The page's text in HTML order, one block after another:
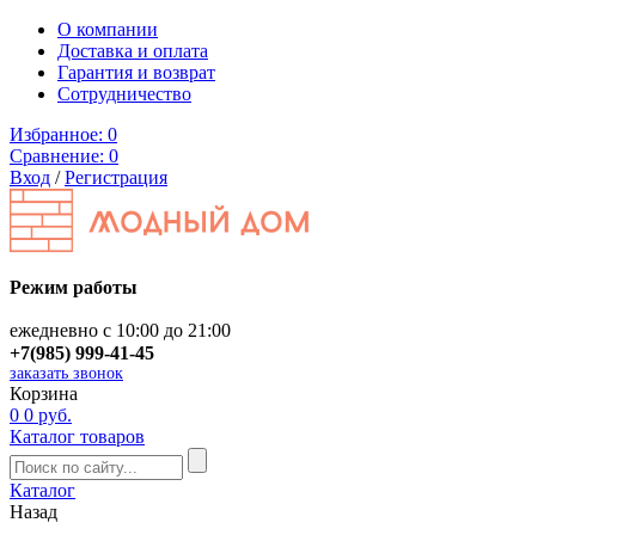
О компании
Доставка и оплата
Гарантия и возврат
Сотрудничество
Избранное: 0
Сравнение: 0
Вход /Регистрация
Режим работы
ежедневно с 10:00 до 21:00
+7(985) 999-41-45
заказать звонок
Корзина
0 0 руб.
Каталог товаров
Каталог
Назад